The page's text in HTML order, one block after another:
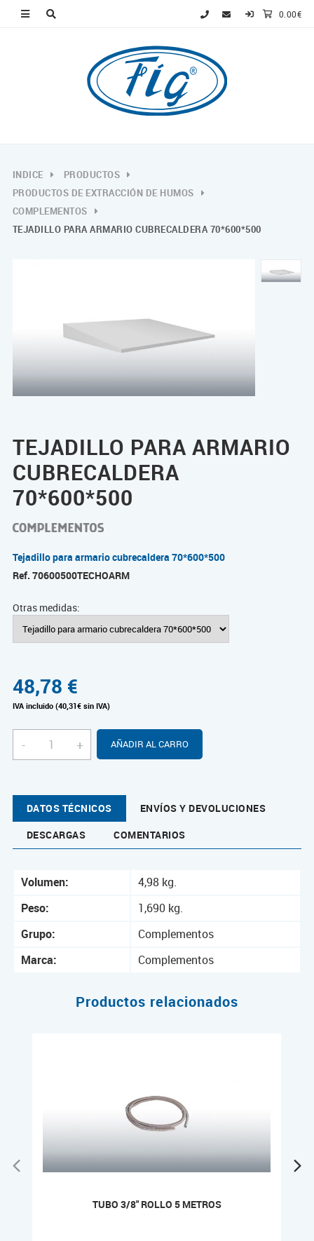
0.00€
INDICE
PRODUCTOS
PRODUCTOS DE EXTRACCIÓN DE HUMOS
COMPLEMENTOS
TEJADILLO PARA ARMARIO CUBRECALDERA 70*600*500
TEJADILLO PARA ARMARIO
CUBRECALDERA
70*600*500
Tejadillo para armario cubrecaldera 70*600*500
Ref. 70600500TECHOARM
Otras medidas:
48,78 €
IVA incluido (40,31€ sin IVA)
- + AÑADIR AL CARRO
DATOS TÉCNICOS
ENVÍOS Y DEVOLUCIONES
DESCARGAS
COMENTARIOS
Volumen:
4,98 kg.
Peso:
1,690 kg.
Grupo:
Complementos
Marca:
Complementos
Productos relacionados
TUBO 3/8" ROLLO 5 METROS